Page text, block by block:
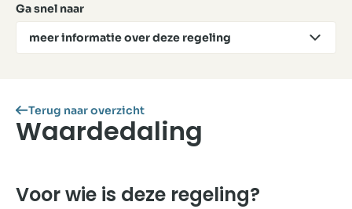
Ga snel naar
meer informatie over deze regeling
Terug naar overzicht
Waardedaling
Voor wie is deze regeling?